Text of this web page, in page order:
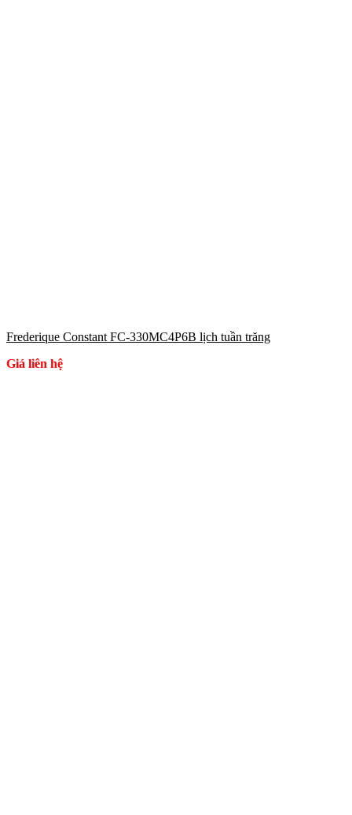
Frederique Constant FC-330MC4P6B lịch tuần trăng
Giá liên hệ